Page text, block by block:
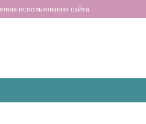
использования сайта